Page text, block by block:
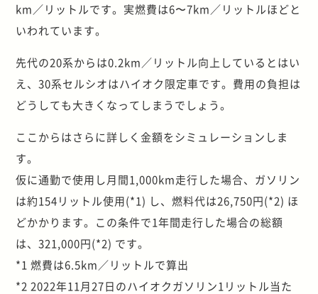
km／リットルです。実燃費は6〜7km／リットルほどと
いわれています。
先代の20系からは0.2km／リットル向上しているとはい
え、30系セルシオはハイオク限定車です。費用の負担は
どうしても大きくなってしまうでしょう。
ここからはさらに詳しく金額をシミュレーションしま
す。
仮に通勤で使用し月間1,000km走行した場合、ガソリン
は約154リットル使用(*1) し、燃料代は26,750円(*2) ほ
どかかります。この条件で1年間走行した場合の総額
は、321,000円(*2) です。
*1 燃費は6.5km／リットルで算出
*2 2022年11月27日のハイオクガソリン1リットル当た